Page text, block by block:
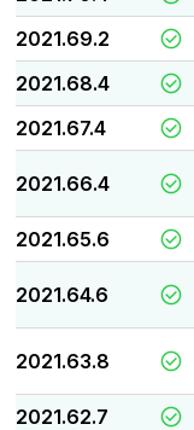
2021.69.2
2021.68.4
2021.67.4
2021.66.4
2021.65.6
2021.64.6
2021.63.8
2021.62.7